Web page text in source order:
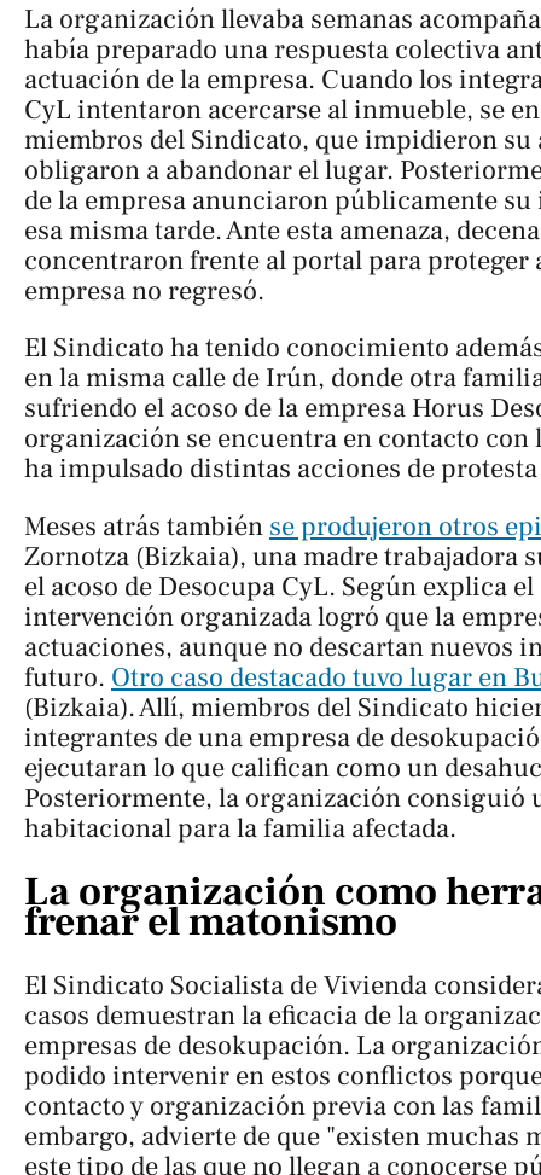
La organización llevaba semanas
había preparado una respuesta colectiva
actuación de la empresa. Cuando los
CyL intentaron acercarse al inmueble, se
miembros del Sindicato, que impidieron su
obligaron a abandonar el lugar.
de la empresa anunciaron públicamente
esa misma tarde. Ante esta amenaza,
concentraron frente al portal para proteger
empresa no regresó.
El Sindicato ha tenido conocimiento
en la misma calle de Irún, donde otra
sufriendo el acoso de la empresa Horus
organización se encuentra en contacto con
ha impulsado distintas acciones de
Meses atrás también se produjeron otros
Zornotza (Bizkaia), una madre trabajadora
el acoso de Desocupa CyL. Según explica
intervención organizada logró que la
actuaciones, aunque no descartan nuevos
futuro. Otro caso destacado tuvo lugar en
(Bizkaia). Allí, miembros del Sindicato
integrantes de una empresa de
ejecutaran lo que califican como un
Posteriormente, la organización consiguió
habitacional para la familia afectada.
La organización como
frenar el matonismo
El Sindicato Socialista de Vivienda
casos demuestran la eficacia de la
empresas de desokupación. La
podido intervenir en estos conflictos
contacto y organización previa con las
embargo, advierte de que "existen muchas
este tipo de las que no llegan a conocerse